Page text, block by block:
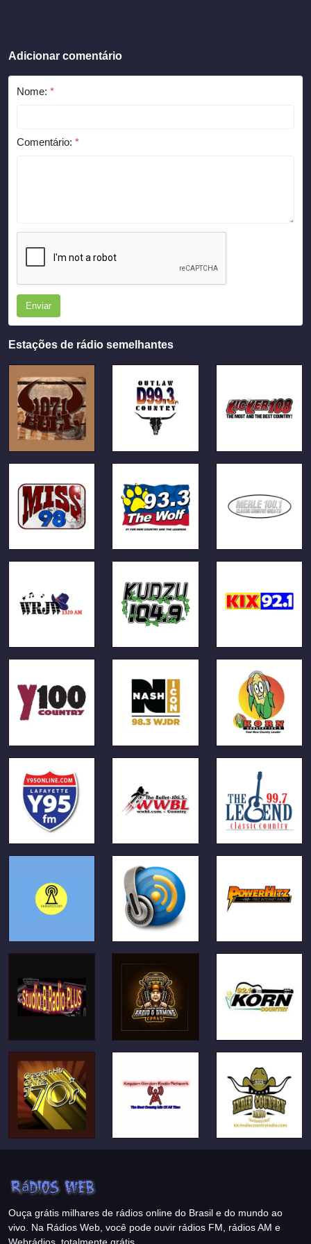
Adicionar comentário
Nome: *
Comentário: *
Enviar
Estações de rádio semelhantes
Ouça grátis milhares de rádios online do Brasil e do mundo ao
vivo. Na Rádios Web, você pode ouvir rádios FM, rádios AM e